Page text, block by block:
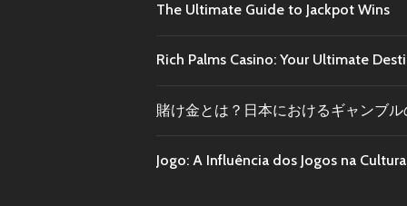
The Ultimate Guide to Jackpot Wins
Rich Palms Casino: Your Ultimate
賭け金とは？日本におけるギャンブ
Jogo: A Influência dos Jogos na